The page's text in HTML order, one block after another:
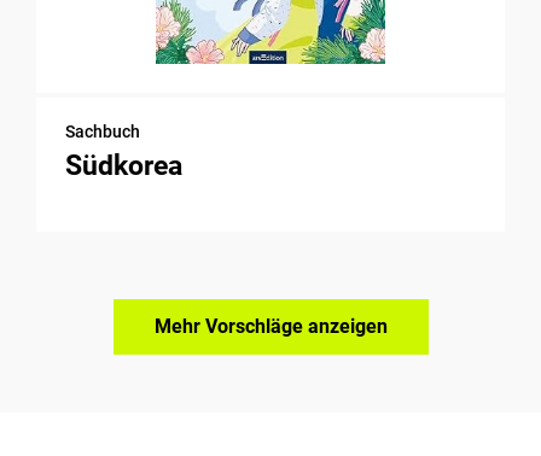
Sachbuch
Südkorea
Mehr Vorschläge anzeigen